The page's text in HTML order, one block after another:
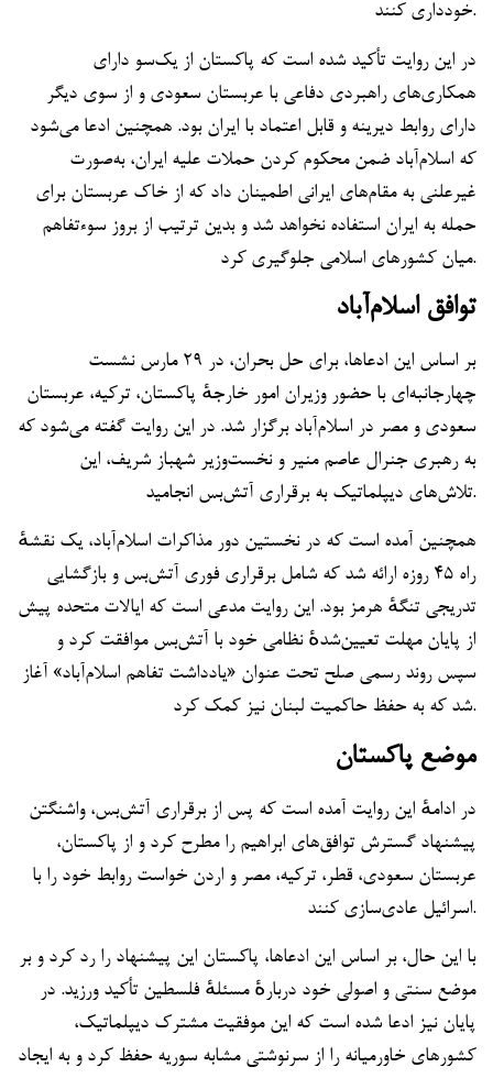
خودداری کنند.
در این روایت تأکید شده است که پاکستان از یک‌سو دارای
همکاری‌های راهبردی دفاعی با عربستان سعودی و از سوی دیگر
دارای روابط دیرینه و قابل اعتماد با ایران بود. همچنین ادعا می‌شود
که اسلام‌آباد ضمن محکوم کردن حملات علیه ایران، به‌صورت
غیرعلنی به مقام‌های ایرانی اطمینان داد که از خاک عربستان برای
حمله به ایران استفاده نخواهد شد و بدین ترتیب از بروز سوءتفاهم
میان کشورهای اسلامی جلوگیری کرد.
توافق اسلام‌آباد
بر اساس این ادعاها، برای حل بحران، در ۲۹ مارس نشست
چهارجانبه‌ای با حضور وزیران امور خارجهٔ پاکستان، ترکیه، عربستان
سعودی و مصر در اسلام‌آباد برگزار شد. در این روایت گفته می‌شود که
به رهبری جنرال عاصم منیر و نخست‌وزیر شهباز شریف، این
تلاش‌های دیپلماتیک به برقراری آتش‌بس انجامید.
همچنین آمده است که در نخستین دور مذاکرات اسلام‌آباد، یک نقشهٔ
راه ۴۵ روزه ارائه شد که شامل برقراری فوری آتش‌بس و بازگشایی
تدریجی تنگهٔ هرمز بود. این روایت مدعی است که ایالات متحده پیش
از پایان مهلت تعیین‌شدهٔ نظامی خود با آتش‌بس موافقت کرد و
سپس روند رسمی صلح تحت عنوان «یادداشت تفاهم اسلام‌آباد» آغاز
شد که به حفظ حاکمیت لبنان نیز کمک کرد.
موضع پاکستان
در ادامهٔ این روایت آمده است که پس از برقراری آتش‌بس، واشنگتن
پیشنهاد گسترش توافق‌های ابراهیم را مطرح کرد و از پاکستان،
عربستان سعودی، قطر، ترکیه، مصر و اردن خواست روابط خود را با
اسرائیل عادی‌سازی کنند.
با این حال، بر اساس این ادعاها، پاکستان این پیشنهاد را رد کرد و بر
موضع سنتی و اصولی خود دربارهٔ مسئلهٔ فلسطین تأکید ورزید. در
پایان نیز ادعا شده است که این موفقیت مشترک دیپلماتیک،
کشورهای خاورمیانه را از سرنوشتی مشابه سوریه حفظ کرد و به ایجاد